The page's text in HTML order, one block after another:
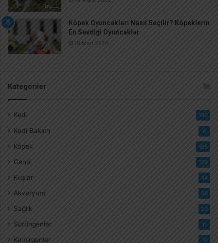
Köpek Oyuncakları Nasıl Seçilir? Köpeklerin
En Sevdiği Oyuncaklar
19 Mart 2020
Kategoriler
Kedi 190
Kedi Bakımı 4
Köpek 185
Genel 129
Kuşlar 44
Akvaryum 36
Sağlık 23
Sürüngenler 11
Kemirgenler 10